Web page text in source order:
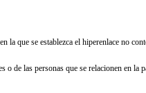
la que se establezca el hiperenlace no
de las personas que se relacionen en